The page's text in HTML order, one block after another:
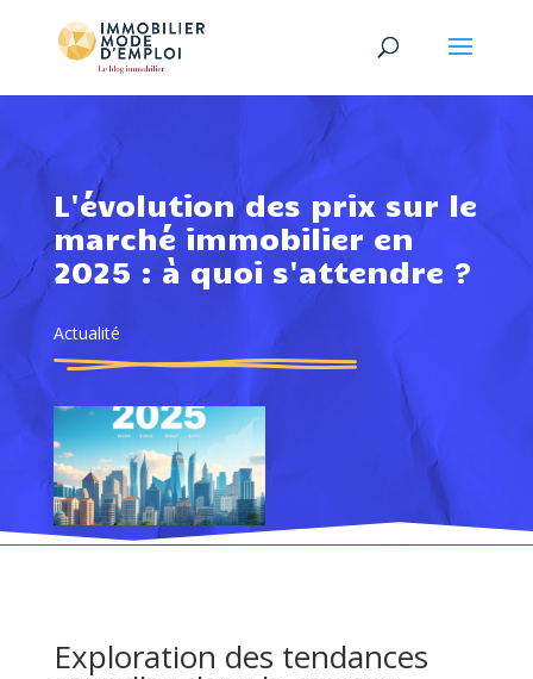
L'évolution des prix sur le
marché immobilier en
2025 : à quoi s'attendre ?
Actualité
Exploration des tendances